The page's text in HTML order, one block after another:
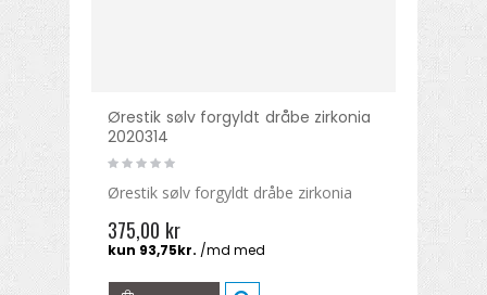
Ørestik sølv forgyldt dråbe zirkonia
2020314
Ørestik sølv forgyldt dråbe zirkonia
375,00 kr